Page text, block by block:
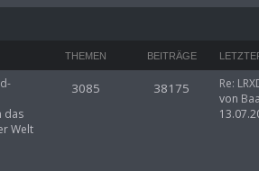
THEMEN BEITRÄGE
das
Welt
3085 38175
Re:
von